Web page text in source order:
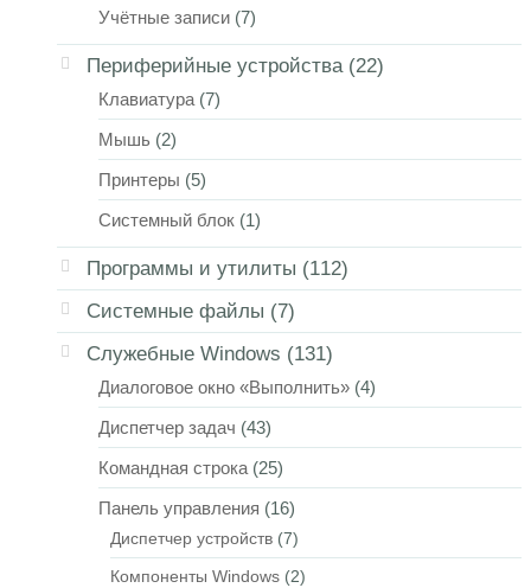
Учётные записи (7)
Периферийные устройства(22)
Клавиатура (7)
Мышь (2)
Принтеры (5)
Системный блок (1)
Программы и утилиты (112)
Системные файлы (7)
Служебные Windows (131)
Диалоговое окно «Выполнить» (4)
Диспетчер задач (43)
Командная строка (25)
Панель управления (16)
Диспетчер устройств (7)
Компоненты Windows (2)